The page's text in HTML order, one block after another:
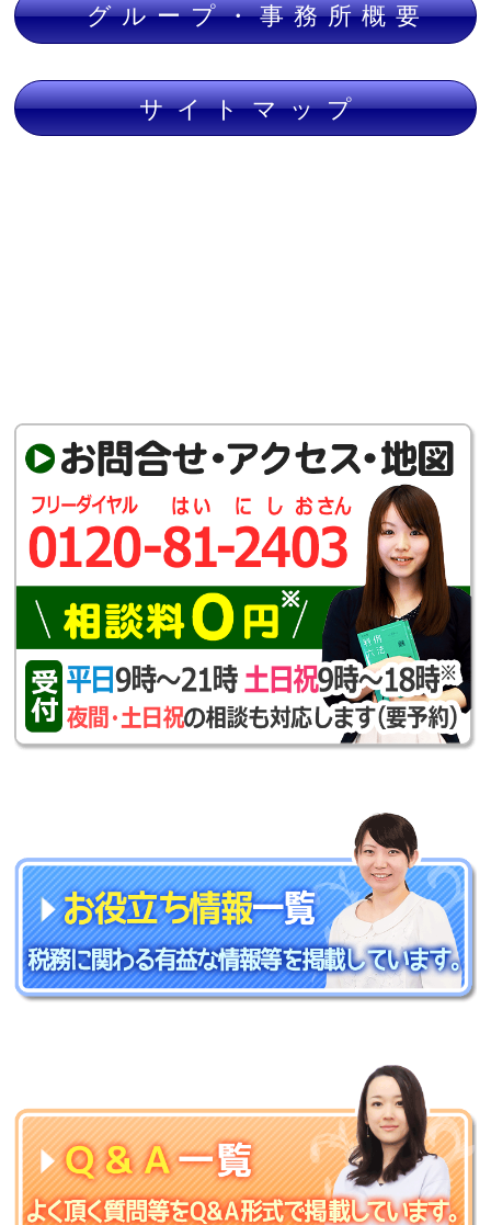
グループ・事務所概要
サイトマップ